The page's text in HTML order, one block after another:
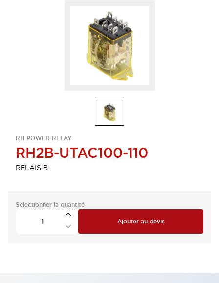
RH POWER RELAY
RH2B-UTAC100-110
RELAIS B
Sélectionner la quantité
Ajouter au devis